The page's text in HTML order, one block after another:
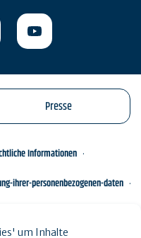
Presse
Informationen
ihrer-personenbezogenen-daten
um Inhalte